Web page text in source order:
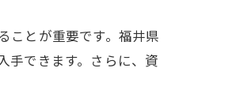
ことが重要です。福井県
手できます。さらに、資